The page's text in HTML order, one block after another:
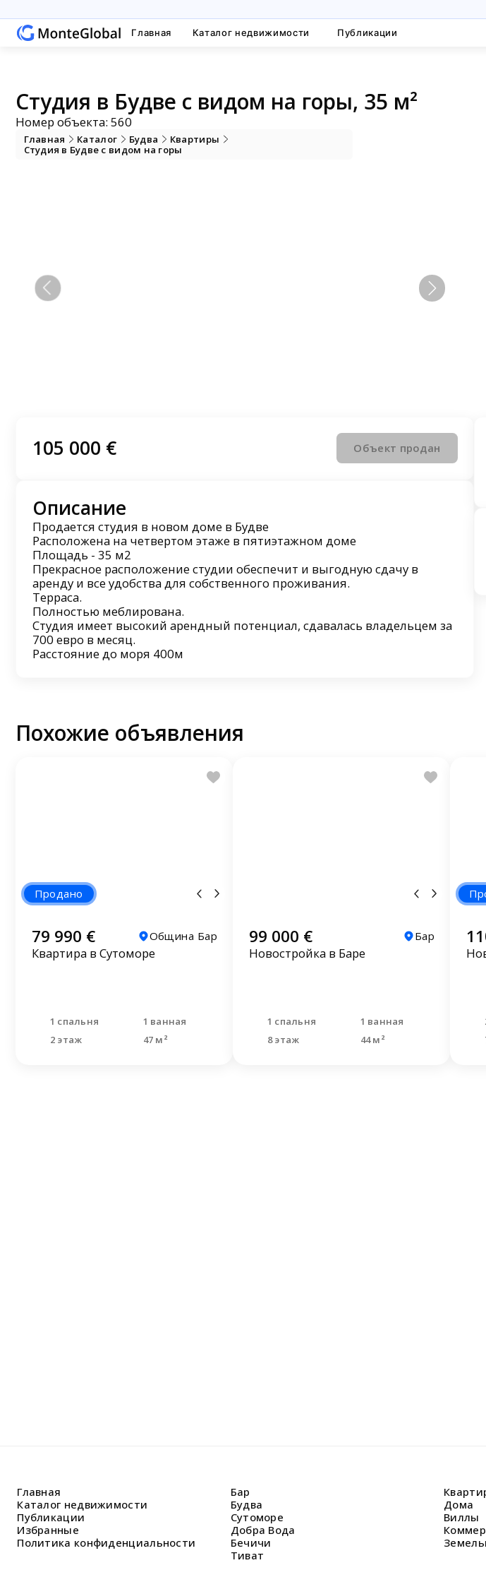
Главная Каталог недвижимости Публикации
Студия в Будве с видом на горы, 35 м²
Номер объекта: 560
Главная Каталог Будва
Квартиры
Студия в Будве с видом на горы
105 000 € Объект продан
Описание
Продается студия в новом доме в Будве
Расположена на четвертом этаже в пятиэтажном доме
Площадь - 35 м2
Прекрасное расположение студии обеспечит и выгодную сдачу в
аренду и все удобства для собственного проживания.
Терраса.
Полностью меблирована.
Студия имеет высокий арендный потенциал, сдавалась владельцем за
700 евро в месяц.
Расстояние до моря 400м
Похожие объявления
Продано
79 990 € Община Бар
Квартира в Сутоморе
1 спальня
1 ванная
2 этаж
47 м²
99 000 € Бар
Новостройка в Баре
1 спальня
1 ванная
8 этаж
44 м²
Главная
Каталог недвижимости
Публикации
Избранные
Политика конфиденциальности
Бар
Будва
Сутоморе
Добра Вода
Бечичи
Тиват
Дома
Виллы